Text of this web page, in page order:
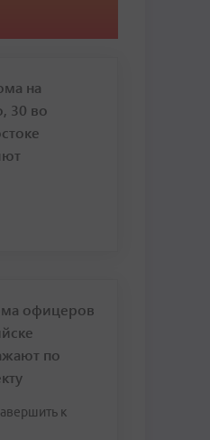
на
30 во
офицеров
по
к